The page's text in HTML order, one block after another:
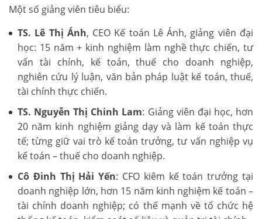
Một số giảng viên tiêu biểu:
TS. Lê Thị Ánh, CEO Kế toán Lê Ánh, giảng viên đại
học: 15 năm + kinh nghiệm làm nghề thực chiến, tư
vấn tài chính, kế toán, thuế cho doanh nghiệp,
nghiên cứu lý luận, văn bản pháp luật kế toán, thuế,
tài chính thực chiến.
TS. Nguyễn Thị Chinh Lam: Giảng viên đại học, hơn
20 năm kinh nghiệm giảng dạy và làm kế toán thực
tế; từng giữ vai trò kế toán trưởng, tư vấn nghiệp vụ
kế toán – thuế cho doanh nghiệp.
Cô Đinh Thị Hải Yến: CFO kiêm kế toán trưởng tại
doanh nghiệp lớn, hơn 15 năm kinh nghiệm kế toán –
tài chính doanh nghiệp; có thế mạnh về tổ chức hệ